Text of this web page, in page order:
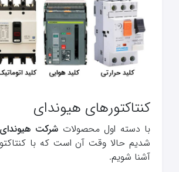
کنتاکتورهای هیوندای
با دسته اول محصولات شرکت
شدیم حالا وقت آن است که با
آشنا شویم.